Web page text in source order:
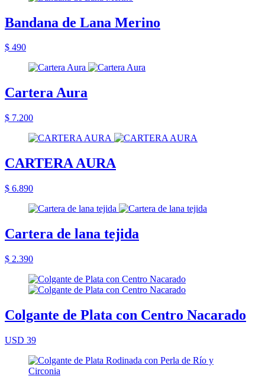
Bandana de Lana Merino
$ 490
Cartera Aura
$ 7.200
CARTERA AURA
$ 6.890
Cartera de lana tejida
$ 2.390
Colgante de Plata con Centro Nacarado
USD 39